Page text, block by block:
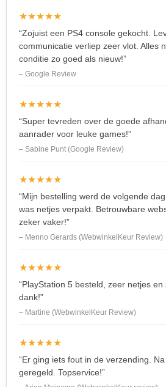
★★★★★
“Zojuist een PS4 console gekocht.
communicatie verliep zeer vlot. Alles
conditie zo goed als nieuw!”
– Google Review
★★★★★
“Super tevreden over de goede
aanrader voor leuke games!”
– Sabine Punt (Google Review)
★★★★★
“Mijn bestelling werd de volgende
was netjes verpakt. Betrouwbare
zeker vaker!”
– Menno Gerards (WebwinkelKeur Review)
★★★★★
“PlayStation 5 besteld, zeer netjes
dank!”
– Martine (WebwinkelKeur Review)
★★★★★
“Er ging iets fout in de verzending.
geregeld. Topservice!”